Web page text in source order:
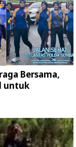
Bersama,
untuk